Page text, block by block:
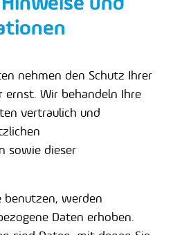
nehmen den Schutz Ihrer
ernst. Wir behandeln Ihre
vertraulich und
sowie dieser
benutzen, werden
Daten erhoben.